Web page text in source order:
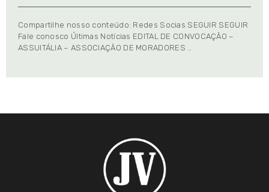
Compartilhe nosso conteúdo: Redes Socias SEGUIR SEGUIR
Fale conosco Últimas Notícias EDITAL DE CONVOCAÇÃO –
ASSUITÁLIA – ASSOCIAÇÃO DE MORADORES …